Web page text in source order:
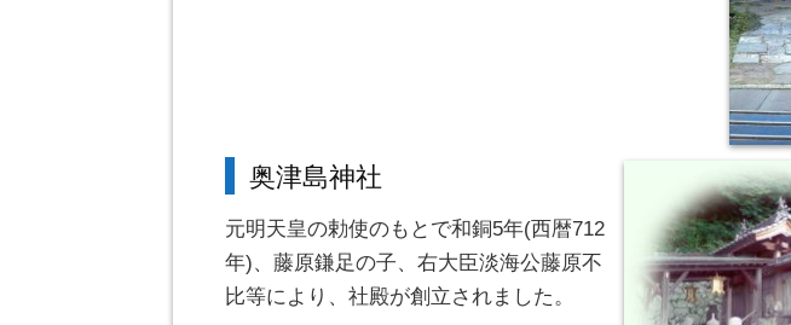
奥津島神社
元明天皇の勅使のもとで和銅5年(西暦712
年)、藤原鎌足の子、右大臣淡海公藤原不
比等により、社殿が創立されました。